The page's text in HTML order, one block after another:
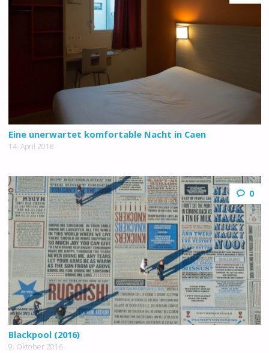
Eine unerwartet komfortable Nacht in Caen
14. April 2018
0
Blackpool (2016)
9. Oktober 2016